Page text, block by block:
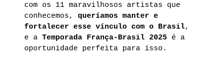
com os 11 maravilhosos artistas que
conhecemos,queríamos manter e
fortalecer esse vínculo com o Brasil,
e aTemporada França-Brasil 2025 é a
oportunidade perfeita para isso.